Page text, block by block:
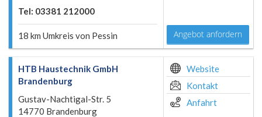
Tel: 03381 212000
18 km Umkreis von Pessin Angebot anfordern
HTB Haustechnik GmbH
Brandenburg
Gustav-Nachtigal-Str. 5
14770 Brandenburg
Website
Kontakt
Anfahrt